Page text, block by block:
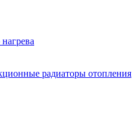
радиаторы отопления